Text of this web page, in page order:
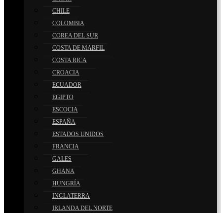
CHILE
COLOMBIA
COREA DEL SUR
COSTA DE MARFIL
COSTA RICA
CROACIA
ECUADOR
EGIPTO
ESCOCIA
ESPAÑA
ESTADOS UNIDOS
FRANCIA
GALES
GHANA
HUNGRÍA
INGLATERRA
IRLANDA DEL NORTE